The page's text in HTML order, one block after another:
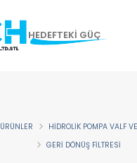
HEDEFTEKİ GÜÇ
ÜRÜNLER
HİDROLİK POMPA VALF
GERİ DÖNÜŞ FİLTRESİ